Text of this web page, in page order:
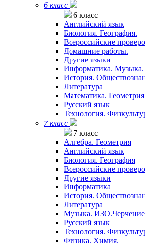
6 класс
6 класс
Английский язык
Биология. География.
Всероссийские
Домашние работы.
Другие языки
Информатика.
История.
Литература
Математика. Геометрия
Русский язык
Технология.
7 класс
7 класс
Алгебра. Геометрия
Английский язык
Биология. География
Всероссийские
Другие языки
Информатика
История.
Литература
Музыка.
Русский язык
Технология.
Физика. Химия.